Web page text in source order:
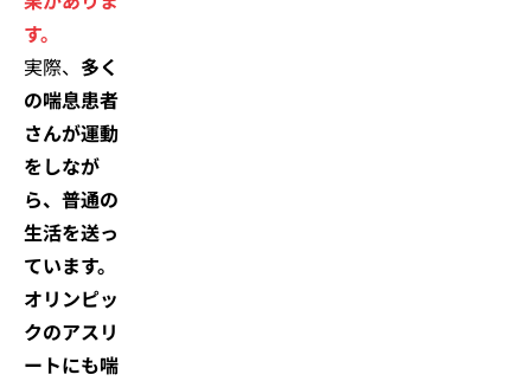
す。
実際、 多く
の喘息患者
さんが運動
をしなが
ら、普通の
生活を送っ
ています。
オリンピッ
クのアスリ
ートにも喘